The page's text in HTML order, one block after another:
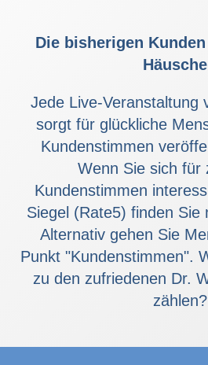
Die bisherigen
Jede Live-Veranstaltung
sorgt für glückliche
Kundenstimmen
Wenn Sie sich für
Kundenstimmen
Siegel (Rate5) finden Sie
Alternativ gehen Sie
Punkt "Kundenstimmen".
zu den zufriedenen Dr.
zählen?